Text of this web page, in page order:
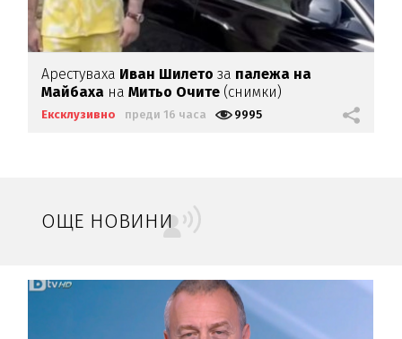
Арестуваха Иван Шилетоза палежа на
Майбаха наМитьо Очите (снимки)
Ексклузивно преди 16 часа 9995
ОЩЕ НОВИНИ